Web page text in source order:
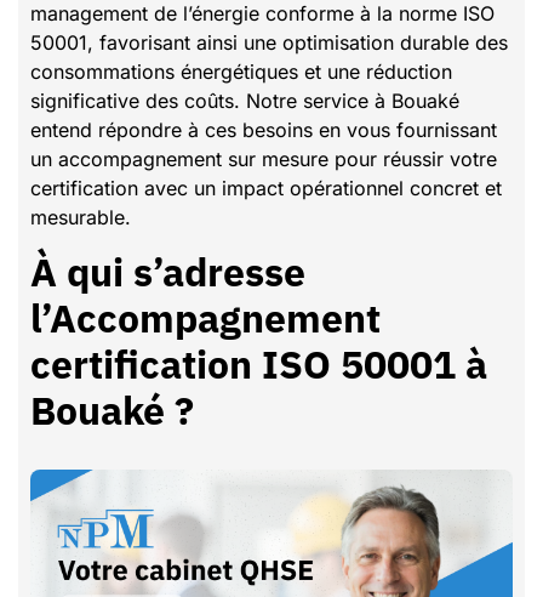
management de l’énergie conforme à la norme ISO
50001, favorisant ainsi une optimisation durable des
consommations énergétiques et une réduction
significative des coûts. Notre service à Bouaké
entend répondre à ces besoins en vous fournissant
un accompagnement sur mesure pour réussir votre
certification avec un impact opérationnel concret et
mesurable.
À qui s’adresse
l’Accompagnement
certification ISO 50001 à
Bouaké ?